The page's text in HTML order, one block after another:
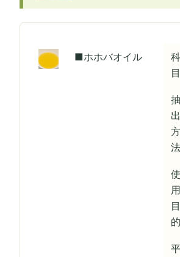
■ホホバオイル
科
目
抽
出
方
法
使
用
目
的
平